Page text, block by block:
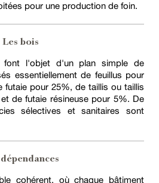
pour une production de foin.
Les bois
font l'objet d'un plan simple de
essentiellement de feuillus pour
futaie pour 25%, de taillis ou taillis
de futaie résineuse pour 5%. De
sélectives et sanitaires sont
cohérent, où chaque bâtiment